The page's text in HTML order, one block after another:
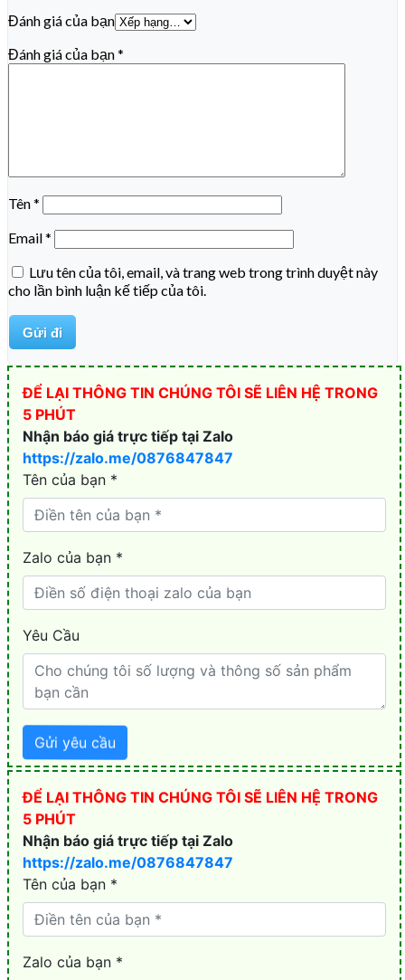
Đánh giá của bạn
Đánh giá của bạn*
Tên*
Email*
Lưu tên của tôi, email, và trang web trong trình duyệt này
cho lần bình luận kế tiếp của tôi.